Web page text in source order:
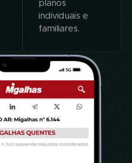
planos
individuais e
familiares.